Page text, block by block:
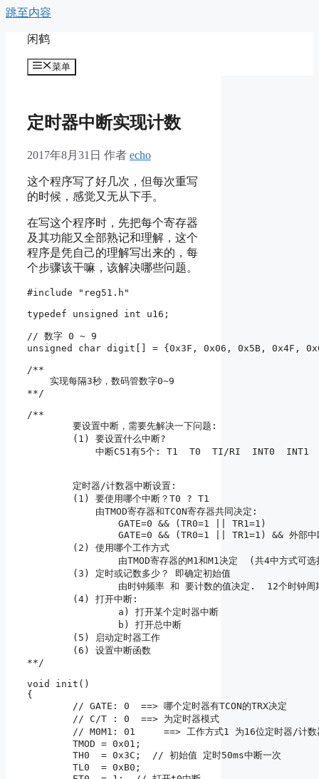
跳至内容
闲鹤
菜单
定时器中断实现计数
2017年8月31日 作者 echo
这个程序写了好几次，但每次重写
的时候，感觉又无从下手。
在写这个程序时，先把每个寄存器
及其功能又全部熟记和理解，这个
程序是凭自己的理解写出来的，每
个步骤该干嘛，该解决哪些问题。
#include "reg51.h"
typedef unsigned int u16;
// 数字 0 ~ 9
unsigned char digit[] = {0x3F, 0x06, 0x5B, 0x4F,
/**
    实现每隔3秒，数码管数字0~9
**/
/**
**/
void init()
{